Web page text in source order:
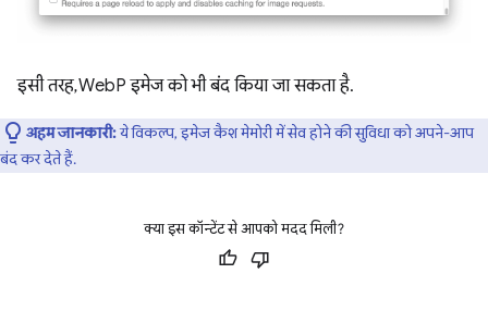
इसी तरह, WebP इमेज को भी बंद किया जा सकता है.
अहम जानकारी:ये विकल्प, इमेज कैश मेमोरी में सेव होने की सुविधा को अपने-आप
बंद कर देते हैं.
क्या इस कॉन्टेंट से आपको मदद मिली?